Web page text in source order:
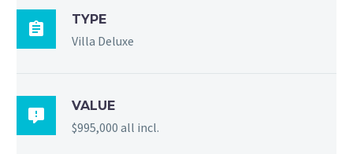

TYPE
Villa Deluxe

VALUE
$995,000 all incl.